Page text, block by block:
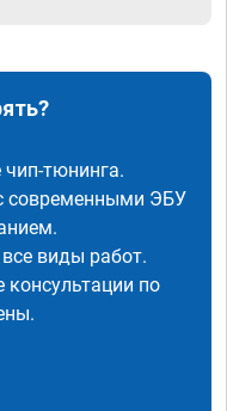
тюнинга.
современными ЭБУ
виды работ.
по